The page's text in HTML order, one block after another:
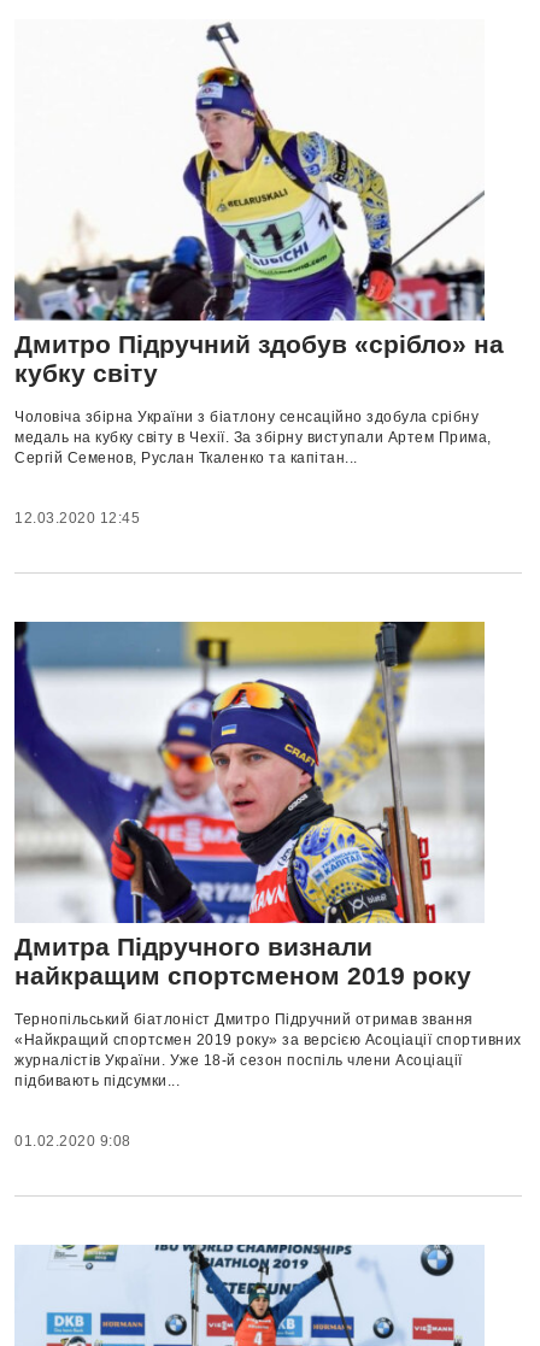
Дмитро Підручний здобув «срібло» на
кубку світу
Чоловіча збірна України з біатлону сенсаційно здобула срібну
медаль на кубку світу в Чехії. За збірну виступали Артем Прима,
Сергій Семенов, Руслан Ткаленко та капітан...
12.03.2020 12:45
Дмитра Підручного визнали
найкращим спортсменом 2019 року
Тернопільський біатлоніст Дмитро Підручний отримав звання
«Найкращий спортсмен 2019 року» за версією Асоціації спортивних
журналістів України. Уже 18-й сезон поспіль члени Асоціації
підбивають підсумки...
01.02.2020 9:08